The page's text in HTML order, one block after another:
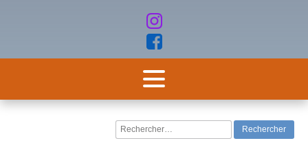
Rechercher :